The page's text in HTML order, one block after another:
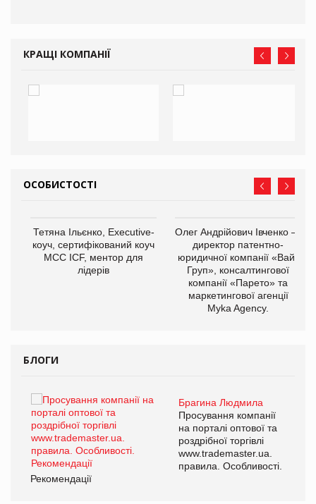
КРАЩІ КОМПАНІЇ
ОСОБИСТОСТІ
Тетяна Ільєнко, Executive-
коуч, сертифікований коуч
МСС ICF, ментор для
лідерів
Олег Андрійович Івченко —
директор патентно-
юридичної компанії «Вайз
Груп», консалтингової
компанії «Парето» та
маркетингової агенції
Myka Agency.
БЛОГИ
Брагина Людмила
Просування компанії
на порталі оптової та
роздрібної торгівлі
www.trademaster.ua.
правила. Особливості.
Рекомендації